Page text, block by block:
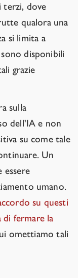
terzi, dove
qualora una
si limita a
disponibili
grazie
sulla
dell'IA e non
su come tale
Un
essere
umano.
su questi
di fermare la
omettiamo tali